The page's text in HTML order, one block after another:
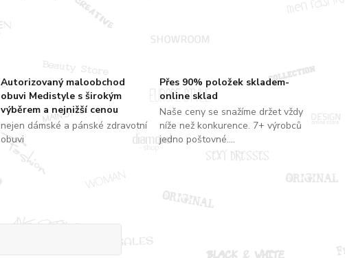
Autorizovaný maloobchod
obuvi Medistyle s širokým
výběrem a nejnižší cenou
nejen dámské a pánské zdravotní
obuvi
Přes 90% položek skladem-
online sklad
Naše ceny se snažíme držet vždy
níže než konkurence. 7+ výrobců
jedno poštovné....